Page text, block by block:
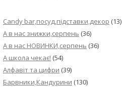
ДЛЯ
НА ОСНОВІ
Candy bar,посуд,підставки,декор (13)
А в нас знижки,серпень (36)
А в нас НОВИНКИ,серпень (36)
А школа чекає! (54)
Алфавіт та цифри (39)
Барвники,Кандурини (130)